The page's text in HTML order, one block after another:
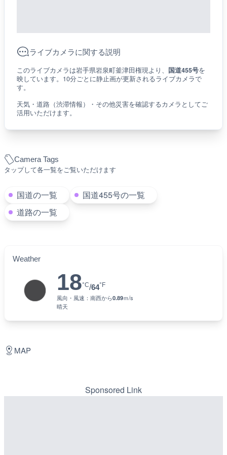
Camera Tags
タップして各一覧をご覧いただけます
国道の一覧
国道455号の一覧
道路の一覧
Weather
18°C/64°F
風向・風速： 南西から0.89ｍ/s
晴天
ライブカメラに関する説明
このライブカメラは岩手県岩泉町釜津田権現より、 国道455号を
映しています。10分ごとに静止画が更新されるライブカメラで
す。
天気・道路（渋滞情報）・その他災害を確認するカメラとしてご
活用いただけます。
MAP
Sponsored Link